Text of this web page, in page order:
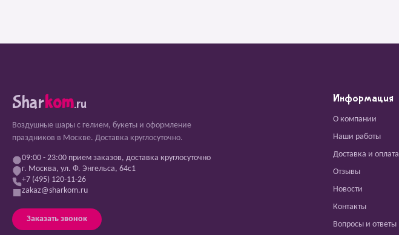
Sharkom.ru
Воздушные шары с гелием, букеты и оформление
праздников в Москве. Доставка круглосуточно.
09:00 - 23:00 прием заказов, доставка круглосуточно
г. Москва, ул. Ф. Энгельса, 64с1
+7 (495) 120-11-26
zakaz@sharkom.ru
Заказать звонок
Информация
О компании
Наши работы
Доставка и оплата
Отзывы
Новости
Контакты
Вопросы и ответы